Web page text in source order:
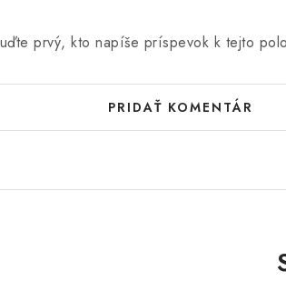
prvý, kto napíše príspevok k tejto
PRIDAŤ KOMENTÁR